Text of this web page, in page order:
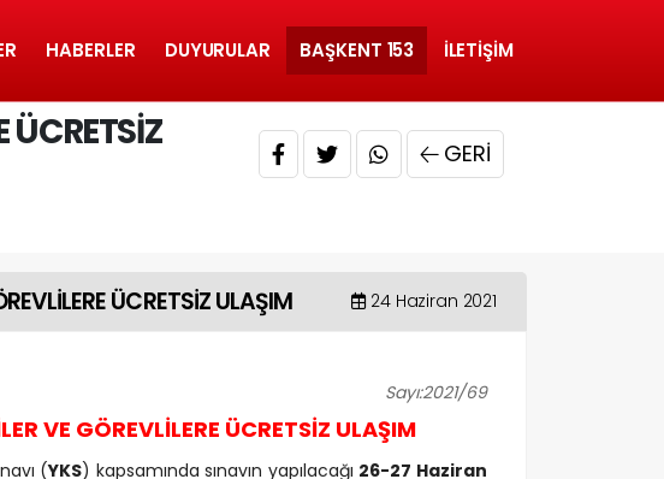
HABERLER DUYURULAR BAŞKENT 153 İLETIŞIM
ÜCRETSİZ
GERI
ÜCRETSİZ ULAŞIM 24 Haziran 2021
Sayı:2021/69
VE GÖREVLİLERE ÜCRETSİZ ULAŞIM
(YKS) kapsamında sınavın yapılacağı 26-27 Haziran